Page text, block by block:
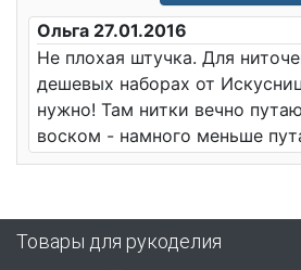
Ольга 27.01.2016
Не плохая штучка. Для
дешевых наборах от
нужно! Там нитки вечно
воском - намного меньше
Товары для рукоделия